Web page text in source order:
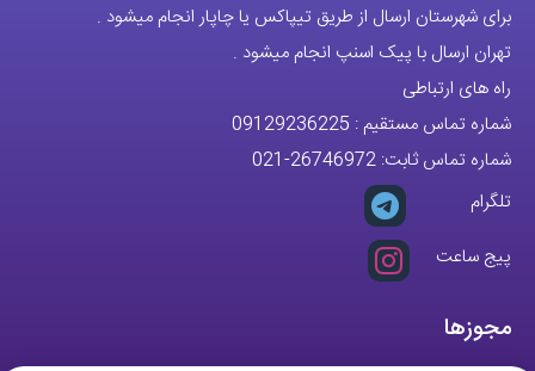
برای شهرستان ارسال از طریق تیپاکس یا چاپار انجام میشود .
تهران ارسال با پیک اسنپ انجام میشود .
راه های ارتباطی
شماره تماس مستقیم : 09129236225
شماره تماس ثابت: 26746972
-021
تلگرام
پیج ساعت
مجوزها